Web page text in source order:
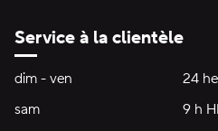
Service à la clientèle
Heures d'ouverture:
dim - ven dimanche à vendredi
24
sam
9 h